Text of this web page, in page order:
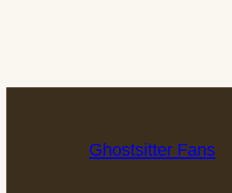
Ghostsitter Fans